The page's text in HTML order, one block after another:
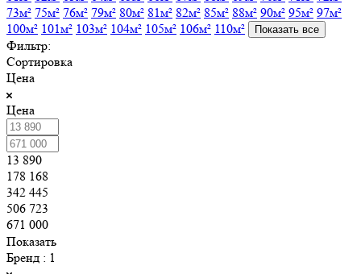
73м² 75м² 76м² 79м² 80м² 81м² 82м² 85м² 88м² 90м² 95м² 97м²
100м² 101м² 103м² 104м² 105м² 106м² 110м² Показать все
Фильтр:
Сортировка
Цена
Цена
13 890
178 168
342 445
506 723
671 000
Показать
Бренд : 1